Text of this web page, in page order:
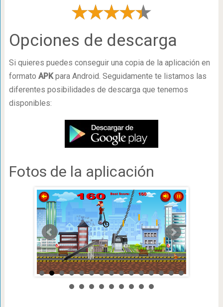
Opciones de descarga
Si quieres puedes conseguir una copia de la aplicación en
formato APKpara Android. Seguidamente te listamos las
diferentes posibilidades de descarga que tenemos
disponibles:
Fotos de la aplicación